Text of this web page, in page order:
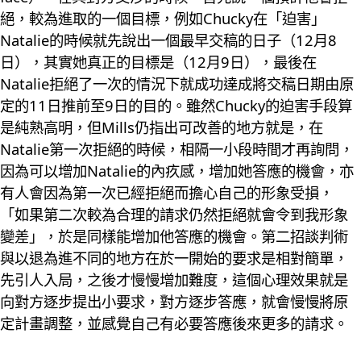
絕，較為進取的一個目標，例如Chucky在「迫害」
Natalie的時候就先說出一個最早交稿的日子（12月8
日），其實她真正的目標是（12月9日），最後在
Natalie拒絕了一次的情況下就成功達成將交稿日期由原
定的11日推前至9日的目的。雖然Chucky的迫害手段算
是純熟高明，但Mills仍指出可改善的地方就是，在
Natalie第一次拒絕的時候，相隔一小段時間才再詢問，
因為可以增加Natalie的內疚感，增加她答應的機會，亦
有人會因為第一次已經拒絕而擔心自己的形象受損，
「如果第二次較為合理的請求仍然拒絕就會令到我形象
變差」，於是同樣能增加他答應的機會。第二招談判術
與以退為進不同的地方在於一開始的要求是相對簡單，
先引人入局，之後才慢慢增加難度，這個心理效果就是
向對方逐步提出小要求，對方逐步答應，就會慢慢將原
定計畫調整，並感覺自己有必要答應後來更多的請求。